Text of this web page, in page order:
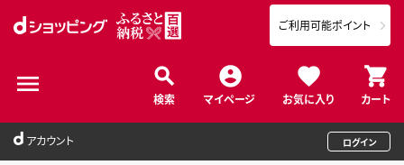
検索 マイページ お気に入り カート
ご利用可能ポイント
アカウント ログイン